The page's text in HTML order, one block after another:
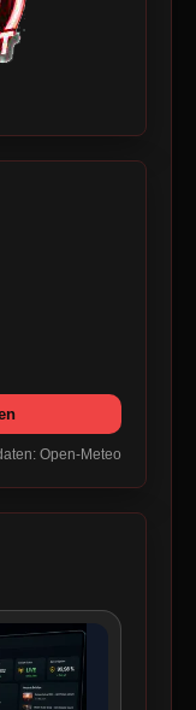
Open-Meteo